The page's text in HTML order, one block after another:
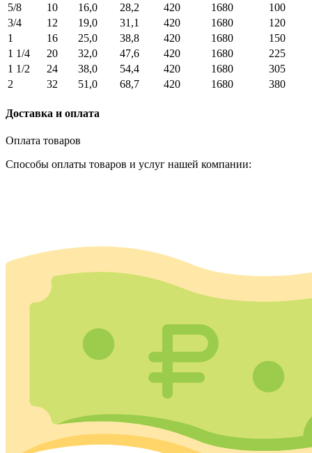
5/8
10 16,0 28,2 420 1680
100
3/4
12 19,0 31,1 420 1680
120
1
16 25,0 38,8 420 1680
150
1 1/4
20 32,0 47,6 420 1680
225
1 1/2
24 38,0 54,4 420 1680
305
2
32 51,0 68,7 420 1680 380
Доставка и оплата
Оплата товаров
Способы оплаты товаров и услуг нашей компании: